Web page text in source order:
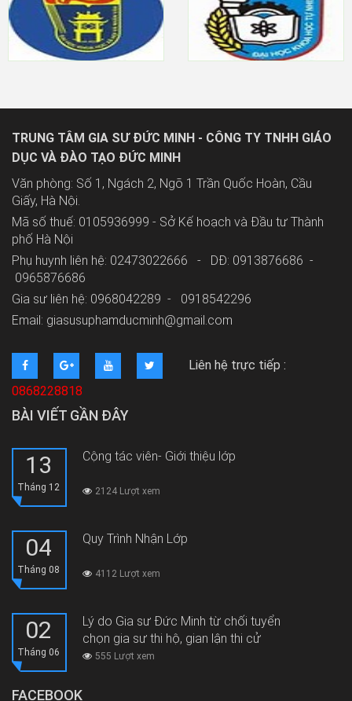
TRUNG TÂM GIA SƯ ĐỨC MINH - CÔNG TY TNHH GIÁO
DỤC VÀ ĐÀO TẠO ĐỨC MINH
Văn phòng: Số 1, Ngách 2, Ngõ 1 Trần Quốc Hoàn, Cầu
Giấy, Hà Nội.
Mã số thuế: 0105936999 - Sở Kế hoạch và Đầu tư Thành
phố Hà Nội
Phụ huynh liên hệ: 02473022666 - DĐ: 0913876686 -
0965876686
Gia sư liên hệ: 0968042289 - 0918542296
Email: giasusuphamducminh@gmail.com
Liên hệ trực tiếp :
0868228818
BÀI VIẾT GẦN ĐÂY
13
Tháng 12
Cộng tác viên- Giới thiệu lớp
2124 Lượt xem
04
Tháng 08
Quy Trình Nhận Lớp
4112 Lượt xem
02
Tháng 06
Lý do Gia sư Đức Minh từ chối tuyển
chọn gia sư thi hộ, gian lận thi cử
555 Lượt xem
FACEBOOK